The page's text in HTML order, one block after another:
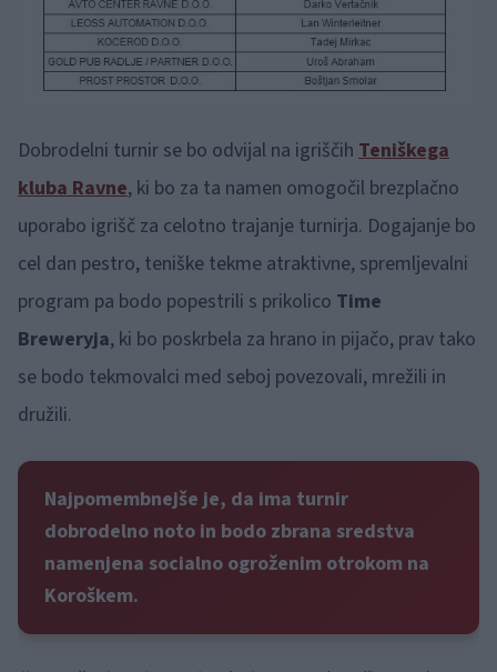
Dobrodelni turnir se bo odvijal na igriščih Teniškega
kluba Ravne, ki bo za ta namen omogočil brezplačno
uporabo igrišč za celotno trajanje turnirja. Dogajanje bo
cel dan pestro, teniške tekme atraktivne, spremljevalni
program pa bodo popestrili s prikolico Time
Breweryja, ki bo poskrbela za hrano in pijačo, prav tako
se bodo tekmovalci med seboj povezovali, mrežili in
družili.
Najpomembnejše je, da ima turnir
dobrodelno noto in bodo zbrana sredstva
namenjena socialno ogroženim otrokom na
Koroškem.